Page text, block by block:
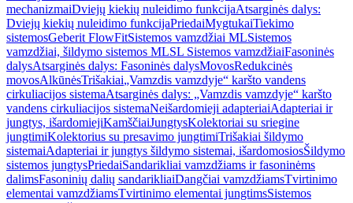
mechanizmaiDviejų kiekių nuleidimo funkcijaAtsarginės dalys:
Dviejų kiekių nuleidimo funkcijaPriedaiMygtukaiTiekimo
sistemosGeberit FlowFitSistemos vamzdžiai MLSistemos
vamzdžiai, šildymo sistemos MLSL Sistemos vamzdžiaiFasoninės
dalysAtsarginės dalys: Fasoninės dalysMovosRedukcinės
movosAlkūnėsTrišakiai„Vamzdis vamzdyje“ karšto vandens
cirkuliacijos sistemaAtsarginės dalys: „Vamzdis vamzdyje“ karšto
vandens cirkuliacijos sistemaNeišardomieji adapteriaiAdapteriai ir
jungtys, išardomiejiKamščiaiJungtysKolektoriai su sriegine
jungtimiKolektorius su presavimo jungtimiTrišakiai šildymo
sistemaiAdapteriai ir jungtys šildymo sistemai, išardomosiosŠildymo
sistemos jungtysPriedaiSandarikliai vamzdžiams ir fasoninėms
dalimsFasoninių dalių sandarikliaiDangčiai vamzdžiamsTvirtinimo
elementai vamzdžiamsTvirtinimo elementai jungtimsSistemos